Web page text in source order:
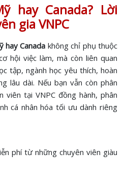
hay Canada? Lời
gia VNPC
hay Canada không chỉ phụ thuộc
hội việc làm, mà còn liên quan
tập, ngành học yêu thích, hoàn
lâu dài. Nếu bạn vẫn còn phân
viên tại VNPC đồng hành, phân
cá nhân hóa tối ưu dành riêng
phí từ những chuyên viên giàu